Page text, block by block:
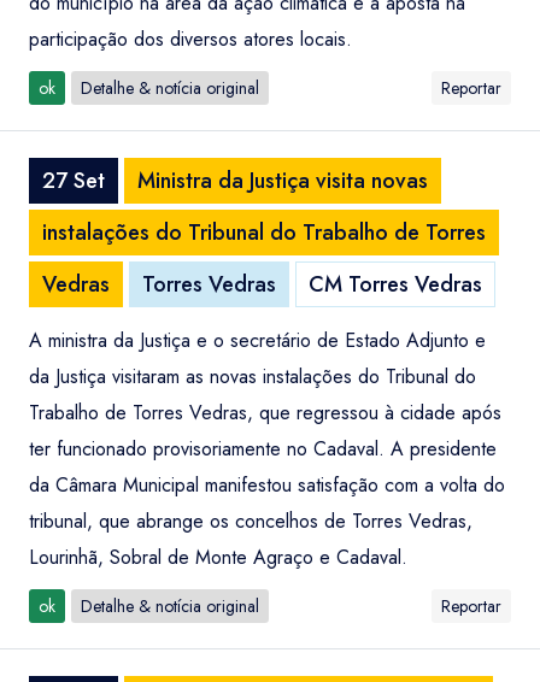
participação dos diversos atores locais.
ok Detalhe & notícia original Reportar
27 Set
Ministra da Justiça visita novas
instalações do Tribunal do Trabalho de Torres
Vedras
Torres Vedras CM Torres Vedras
A ministra da Justiça e o secretário de Estado Adjunto e
da Justiça visitaram as novas instalações do Tribunal do
Trabalho de Torres Vedras, que regressou à cidade após
ter funcionado provisoriamente no Cadaval. A presidente
da Câmara Municipal manifestou satisfação com a volta do
tribunal, que abrange os concelhos de Torres Vedras,
Lourinhã, Sobral de Monte Agraço e Cadaval.
ok Detalhe & notícia original Reportar